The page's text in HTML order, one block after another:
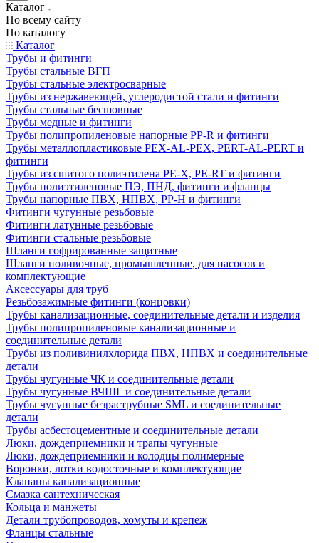
Каталог
По всему сайту
По каталогу
Каталог
Трубы и фитинги
Трубы стальные ВГП
Трубы стальные электросварные
Трубы из нержавеющей, углеродистой стали и фитинги
Трубы стальные бесшовные
Трубы медные и фитинги
Трубы полипропиленовые напорные PP-R и фитинги
Трубы металлопластиковые PEX-AL-PEX, PERT-AL-PERT и
фитинги
Трубы из сшитого полиэтилена PE-X, PE-RT и фитинги
Трубы полиэтиленовые ПЭ, ПНД, фитинги и фланцы
Трубы напорные ПВХ, НПВХ, PP-H и фитинги
Фитинги чугунные резьбовые
Фитинги латунные резьбовые
Фитинги стальные резьбовые
Шланги гофрированные защитные
Шланги поливочные, промышленные, для насосов и
комплектующие
Аксессуары для труб
Резьбозажимные фитинги (концовки)
Трубы канализационные, соединительные детали и изделия
Трубы полипропиленовые канализационные и
соединительные детали
Трубы из поливинилхлорида ПВХ, НПВХ и соединительные
детали
Трубы чугунные ЧК и соединительные детали
Трубы чугунные ВЧШГ и соединительные детали
Трубы чугунные безраструбные SML и соединительные
детали
Трубы асбестоцементные и соединительные детали
Люки, дождеприемники и трапы чугунные
Люки, дождеприемники и колодцы полимерные
Воронки, лотки водосточные и комплектующие
Клапаны канализационные
Смазка сантехническая
Кольца и манжеты
Детали трубопроводов, хомуты и крепеж
Фланцы стальные